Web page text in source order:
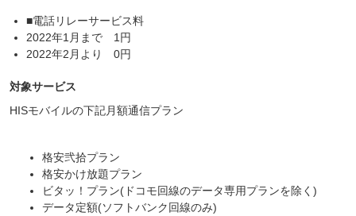
■電話リレーサービス料
2022年1月まで 1円
2022年2月より 0円
対象サービス
HISモバイルの下記月額通信プラン
格安弐拾プラン
格安かけ放題プラン
ビタッ！プラン(ドコモ回線のデータ専用プランを除く)
データ定額(ソフトバンク回線のみ)